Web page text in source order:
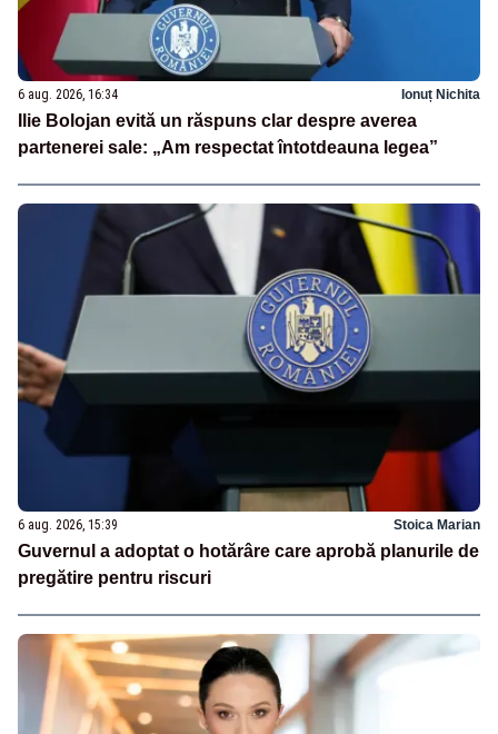
6 aug. 2026, 16:34 Ionuț Nichita
Ilie Bolojan evită un răspuns clar despre averea
partenerei sale: „Am respectat întotdeauna legea”
6 aug. 2026, 15:39 Stoica Marian
Guvernul a adoptat o hotărâre care aprobă planurile de
pregătire pentru riscuri